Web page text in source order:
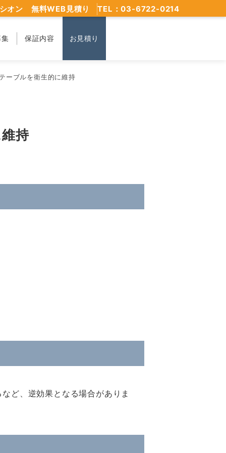
保証内容 お見積り
オン 無料WEB見積り TEL：03-6722-0214
ーブルを衛生的に維持
持
ど、逆効果となる場合がありま